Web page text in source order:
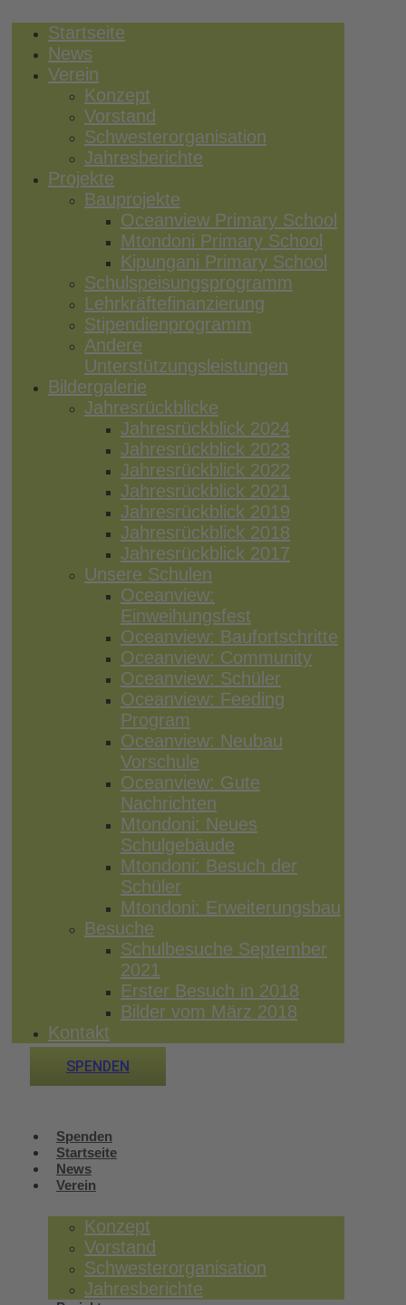
Startseite
News
Verein
Konzept
Vorstand
Schwesterorganisation
Jahresberichte
Projekte
Bauprojekte
Oceanview Primary School
Mtondoni Primary School
Kipungani Primary School
Schulspeisungsprogramm
Lehrkräftefinanzierung
Stipendienprogramm
Andere
Unterstützungsleistungen
Bildergalerie
Jahresrückblicke
Jahresrückblick 2024
Jahresrückblick 2023
Jahresrückblick 2022
Jahresrückblick 2021
Jahresrückblick 2019
Jahresrückblick 2018
Jahresrückblick 2017
Unsere Schulen
Oceanview:
Einweihungsfest
Oceanview: Baufortschritte
Oceanview: Community
Oceanview: Schüler
Oceanview: Feeding
Program
Oceanview: Neubau
Vorschule
Oceanview: Gute
Nachrichten
Mtondoni: Neues
Schulgebäude
Mtondoni: Besuch der
Schüler
Mtondoni: Erweiterungsbau
Besuche
Schulbesuche September
2021
Erster Besuch in 2018
Bilder vom März 2018
Kontakt
SPENDEN
Spenden
Startseite
News
Verein
Konzept
Vorstand
Schwesterorganisation
Jahresberichte